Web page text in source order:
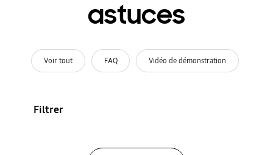
astuces
Voir tout FAQ Vidéo de démonstration
Filtrer